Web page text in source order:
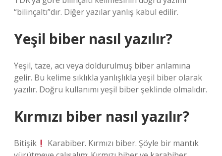
“bilinçaltı”dır. Diğer yazılar yanlış kabul edilir.
Yeşil biber nasıl yazılır?
Yeşil, taze, acı veya doldurulmuş biber anlamına
gelir. Bu kelime sıklıkla yanlışlıkla yeşil biber olarak
yazılır. Doğru kullanımı yeşil biber şeklinde olmalıdır.
Kırmızı biber nasıl yazılır?
Bitişik
Karabiber. Kırmızı biber. Şöyle bir mantık